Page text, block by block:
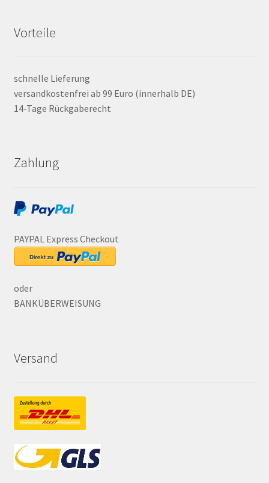
Vorteile
schnelle Lieferung
versandkostenfrei ab 99 Euro (innerhalb DE)
14-Tage Rückgaberecht
Zahlung
PAYPAL Express Checkout
oder
BANKÜBERWEISUNG
Versand